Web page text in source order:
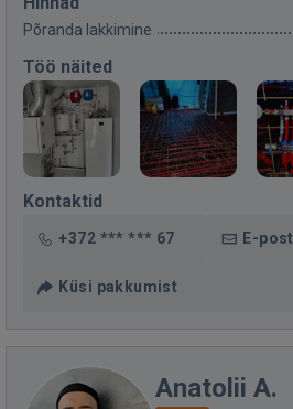
Põranda lakkimine
Töö näited
Kontaktid
+372 *** *** 67 E-post
Küsi pakkumist
Anatolii A.